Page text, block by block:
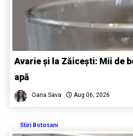
Avarie și la Zăicești: Mii de
apă
Oana Sava Aug 06, 2026
Stiri Botosani